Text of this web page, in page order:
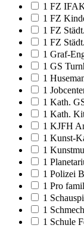
1 FZ
1 FZ
1 FZ
1 FZ
1 Graf-
1 GS
1
1
1 Kath.
1 Kath.
1 KJFH
1 Kunst-
1
1
1 Polizei
1 Pro
1
1
1 Schule